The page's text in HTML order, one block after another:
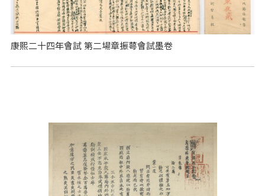
康熙二十四年會試 第二場章振萼會試墨卷